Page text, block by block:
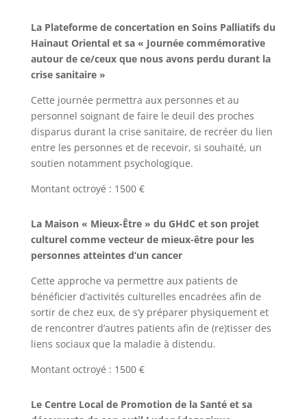
La Plateforme de concertation en Soins Palliatifs du
Hainaut Oriental et sa « Journée commémorative
autour de ce/​ceux que nous avons perdu durant la
crise sanitaire »
Cette journée permettra aux personnes et au
personnel soignant de faire le deuil des proches
disparus durant la crise sanitaire, de recréer du lien
entre les personnes et de recevoir, si souhaité, un
soutien notamment psychologique.
Montant octroyé : 1500 €
La Maison « Mieux-Être » du GHdC et son projet
culturel comme vecteur de mieux-être pour les
personnes atteintes d’un cancer
Cette approche va permettre aux patients de
bénéficier d’activités culturelles encadrées afin de
sortir de chez eux, de s’y préparer physiquement et
de rencontrer d’autres patients afin de (re)tisser des
liens sociaux que la maladie à distendu.
Montant octroyé : 1500 €
Le Centre Local de Promotion de la Santé et sa